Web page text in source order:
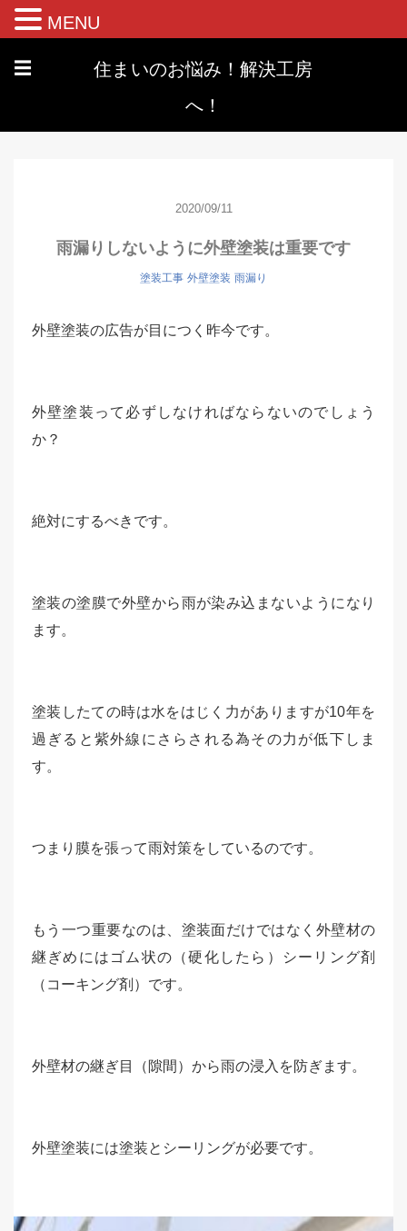
☰
住まいのお悩み！解決工房
へ！
2020/09/11
雨漏りしないように外壁塗装は重要です
塗装工事 外壁塗装 雨漏り
外壁塗装の広告が目につく昨今です。
外壁塗装って必ずしなければならないのでしょう
か？
絶対にするべきです。
塗装の塗膜で外壁から雨が染み込まないようになり
ます。
塗装したての時は水をはじく力がありますが10年を
過ぎると紫外線にさらされる為その力が低下しま
す。
つまり膜を張って雨対策をしているのです。
もう一つ重要なのは、塗装面だけではなく外壁材の
継ぎめにはゴム状の（硬化したら）シーリング剤
（コーキング剤）です。
外壁材の継ぎ目（隙間）から雨の浸入を防ぎます。
外壁塗装には塗装とシーリングが必要です。
MENU